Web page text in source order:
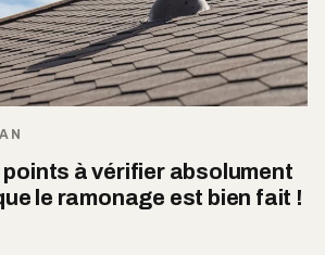
points à vérifier absolument
le ramonage est bien fait !